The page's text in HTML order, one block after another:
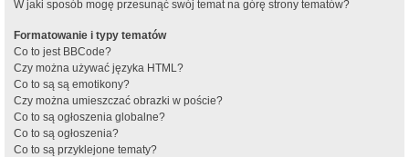
W jaki sposób mogę przesunąć swój temat na górę strony tematów?
Formatowanie i typy tematów
Co to jest BBCode?
Czy można używać języka HTML?
Co to są są emotikony?
Czy można umieszczać obrazki w poście?
Co to są ogłoszenia globalne?
Co to są ogłoszenia?
Co to są przyklejone tematy?